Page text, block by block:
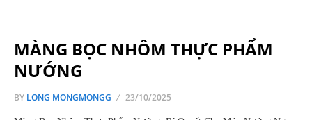
MÀNG BỌC NHÔM THỰC PHẨM
NƯỚNG
BY LONG MONGMONGG 23/10/2025